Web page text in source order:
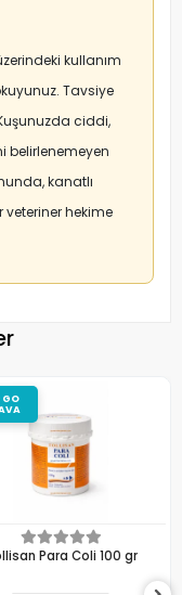
kullanım
Tavsiye
ciddi,
belirlenemeyen
kanatlı
hekime
Para Coli 100 gr